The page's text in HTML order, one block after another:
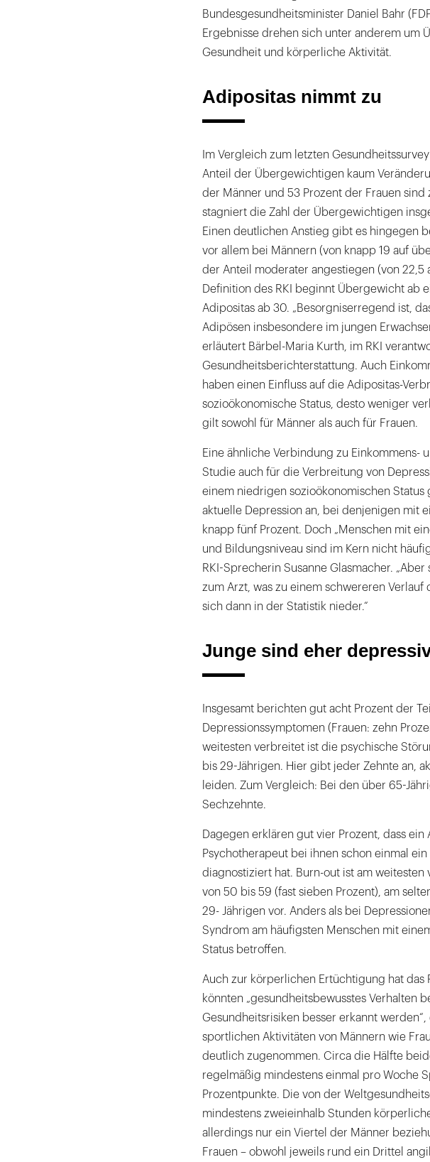
Bundesgesundheitsminister Daniel Bahr
Ergebnisse drehen sich unter anderem um
Gesundheit und körperliche Aktivität.
Adipositas nimmt zu
Im Vergleich zum letzten
Anteil der Übergewichtigen kaum
der Männer und 53 Prozent der Frauen sind
stagniert die Zahl der Übergewichtigen
Einen deutlichen Anstieg gibt es hingegen
vor allem bei Männern (von knapp 19 auf
der Anteil moderater angestiegen (von 22,5
Definition des RKI beginnt Übergewicht ab
Adipositas ab 30. „Besorgniserregend ist,
Adipösen insbesondere im jungen
erläutert Bärbel-Maria Kurth, im RKI
Gesundheitsberichterstattung. Auch
haben einen Einfluss auf die Adipositas-
sozioökonomische Status, desto weniger
gilt sowohl für Männer als auch für Frauen.
Eine ähnliche Verbindung zu Einkommens-
Studie auch für die Verbreitung von
einem niedrigen sozioökonomischen Status
aktuelle Depression an, bei denjenigen mit
knapp fünf Prozent. Doch „Menschen mit
und Bildungsniveau sind im Kern nicht
RKI-Sprecherin Susanne Glasmacher.
zum Arzt, was zu einem schwereren Verlauf
sich dann in der Statistik nieder.“
Junge sind eher
Insgesamt berichten gut acht Prozent der
Depressionssymptomen (Frauen: zehn
weitesten verbreitet ist die psychische
bis 29-Jährigen. Hier gibt jeder Zehnte an,
leiden. Zum Vergleich: Bei den über 65-
Sechzehnte.
Dagegen erklären gut vier Prozent, dass
Psychotherapeut bei ihnen schon einmal
diagnostiziert hat. Burn-out ist am
von 50 bis 59 (fast sieben Prozent), am
29- Jährigen vor. Anders als bei
Syndrom am häufigsten Menschen mit
Status betroffen.
Auch zur körperlichen Ertüchtigung hat das
könnten „gesundheitsbewusstes Verhalten
Gesundheitsrisiken besser erkannt
sportlichen Aktivitäten von Männern wie
deutlich zugenommen. Circa die Hälfte
regelmäßig mindestens einmal pro Woche
Prozentpunkte. Die von der
mindestens zweieinhalb Stunden
allerdings nur ein Viertel der Männer
Frauen – obwohl jeweils rund ein Drittel